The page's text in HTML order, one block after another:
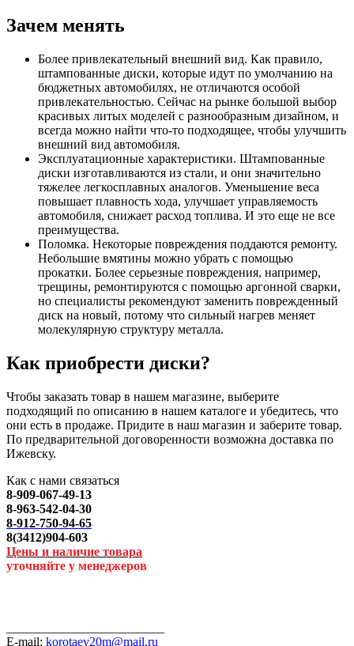
Зачем менять
Более привлекательный внешний вид. Как правило,
штампованные диски, которые идут по умолчанию на
бюджетных автомобилях, не отличаются особой
привлекательностью. Сейчас на рынке большой выбор
красивых литых моделей с разнообразным дизайном, и
всегда можно найти что-то подходящее, чтобы улучшить
внешний вид автомобиля.
Эксплуатационные характеристики. Штампованные
диски изготавливаются из стали, и они значительно
тяжелее легкосплавных аналогов. Уменьшение веса
повышает плавность хода, улучшает управляемость
автомобиля, снижает расход топлива. И это еще не все
преимущества.
Поломка. Некоторые повреждения поддаются ремонту.
Небольшие вмятины можно убрать с помощью
прокатки. Более серьезные повреждения, например,
трещины, ремонтируются с помощью аргонной сварки,
но специалисты рекомендуют заменить поврежденный
диск на новый, потому что сильный нагрев меняет
молекулярную структуру металла.
Как приобрести диски?
Чтобы заказать товар в нашем магазине, выберите
подходящий по описанию в нашем каталоге и убедитесь, что
они есть в продаже. Придите в наш магазин и заберите товар.
По предварительной договоренности возможна доставка по
Ижевску.
Как с нами связаться
8-909-067-49-13
8-963-542-04-30
8-912-750-94-65
8(3412)904-603
Цены и наличие товара
уточняйте у менеджеров
E-mail: korotaev20m@mail.ru